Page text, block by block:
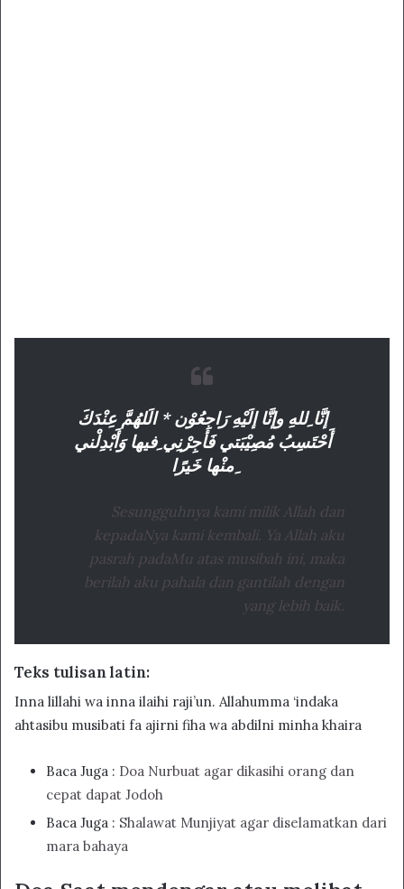
إنَّا ِللهِ وإنَّا إلَيْهِ رَاجِعُوْن * الَلهُمَّ عِنْدَكَ
أَحْتَسِبُ مُصِيْبَتي فَأجِرْنِي ِفيها وَأَبْدِلْني
ِمنْها خَيرًا
Sesungguhnya kami milik Allah dan
kepadaNya kami kembali. Ya Allah aku
pasrah padaMu atas musibah ini, maka
berilah aku pahala dan gantilah dengan
yang lebih baik.
Teks tulisan latin:
Inna lillahi wa inna ilaihi raji’un. Allahumma ‘indaka
ahtasibu musibati fa ajirni fiha wa abdilni minha khaira
Baca Juga : Doa Nurbuat agar dikasihi orang dan
cepat dapat Jodoh
Baca Juga : Shalawat Munjiyat agar diselamatkan dari
mara bahaya